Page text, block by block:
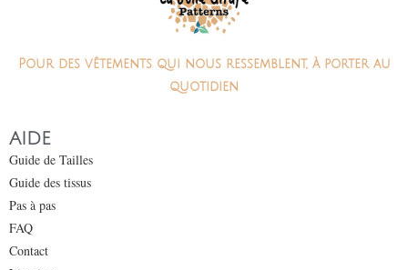
Pour des vêtements qui nous ressemblent, à porter au
quotidien
AIDE
Guide de Tailles
Guide des tissus
Pas à pas
FAQ
Contact